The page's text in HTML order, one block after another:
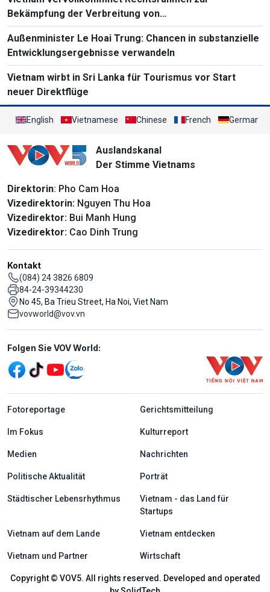
Bekämpfung der Verbreitung von
Massenvernichtungswaffen
Außenminister Le Hoai Trung: Chancen in substanzielle
Entwicklungsergebnisse verwandeln
Vietnam wirbt in Sri Lanka für Tourismus vor Start
neuer Direktflüge
English Vietnamese Chinese French German
Auslandskanal
Der Stimme Vietnams
Direktorin: Pho Cam Hoa
Vizedirektorin: Nguyen Thu Hoa
Vizedirektor: Bui Manh Hung
Vizedirektor: Cao Dinh Trung
Kontakt
(084) 24 3826 6809
84-24-39344230
No 45, Ba Trieu Street, Ha Noi, Viet Nam
vovworld@vov.vn
Mạng xã hội
Folgen Sie VOV World:
menu footer tiếng Đức
Fotoreportage Gerichtsmitteilung
Im Fokus Kulturreport
Medien Nachrichten
Politische Aktualität Porträt
Städtischer Lebensrhythmus
Vietnam - das Land für
Startups
Vietnam auf dem Lande Vietnam entdecken
Vietnam und Partner Wirtschaft
Copyright © VOV5. All rights reserved. Developed and operated